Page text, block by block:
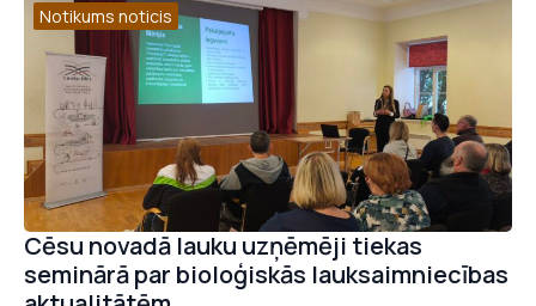
Notikums noticis
Cēsu novadā lauku uzņēmēji tiekas
seminārā par bioloģiskās lauksaimniecības
n